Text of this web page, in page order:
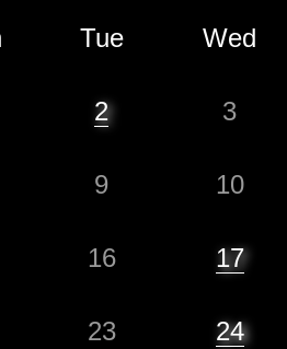
Tue Wed
2 3
9 10
16 17
23 24